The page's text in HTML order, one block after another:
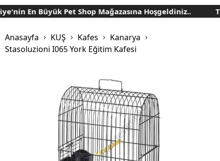
En Büyük Pet Shop Mağazasına Hoşgeldiniz..
Anasayfa KUŞ Kafes
Kanarya
Stasoluzioni I065 York Eğitim Kafesi